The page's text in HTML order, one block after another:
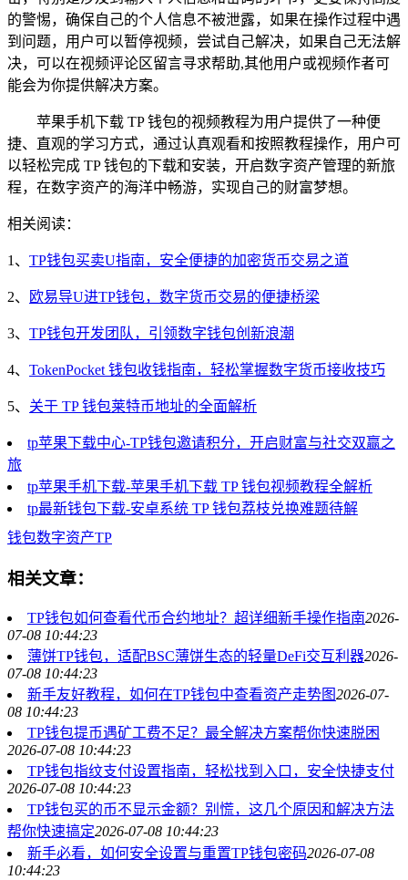
的警惕，确保自己的个人信息不被泄露，如果在操作过程中遇
到问题，用户可以暂停视频，尝试自己解决，如果自己无法解
决，可以在视频评论区留言寻求帮助,其他用户或视频作者可
能会为你提供解决方案。
苹果手机下载 TP 钱包的视频教程为用户提供了一种便
捷、直观的学习方式，通过认真观看和按照教程操作，用户可
以轻松完成 TP 钱包的下载和安装，开启数字资产管理的新旅
程，在数字资产的海洋中畅游，实现自己的财富梦想。
相关阅读：
1、 TP钱包买卖U指南，安全便捷的加密货币交易之道
2、 欧易导U进TP钱包，数字货币交易的便捷桥梁
3、 TP钱包开发团队，引领数字钱包创新浪潮
4、 TokenPocket 钱包收钱指南，轻松掌握数字货币接收技巧
5、 关于 TP 钱包莱特币地址的全面解析
tp苹果下载中心-TP钱包邀请积分，开启财富与社交双赢之
旅
tp苹果手机下载-苹果手机下载 TP 钱包视频教程全解析
tp最新钱包下载-安卓系统 TP 钱包荔枝兑换难题待解
钱包数字资产TP
相关文章：
TP钱包如何查看代币合约地址？超详细新手操作指南2026-
07-08 10:44:23
薄饼TP钱包，适配BSC薄饼生态的轻量DeFi交互利器2026-
07-08 10:44:23
新手友好教程，如何在TP钱包中查看资产走势图2026-07-
08 10:44:23
TP钱包提币遇矿工费不足？最全解决方案帮你快速脱困
2026-07-08 10:44:23
TP钱包指纹支付设置指南，轻松找到入口，安全快捷支付
2026-07-08 10:44:23
TP钱包买的币不显示金额？别慌，这几个原因和解决方法
帮你快速搞定2026-07-08 10:44:23
新手必看，如何安全设置与重置TP钱包密码2026-07-08
10:44:23